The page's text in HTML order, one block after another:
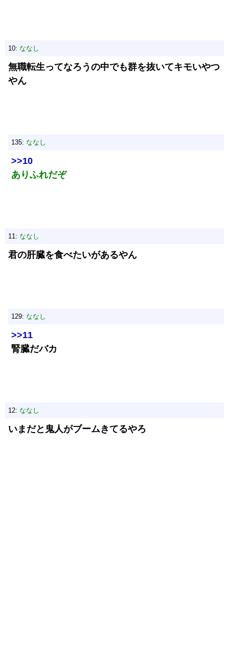
10: ななし
無職転生ってなろうの中でも群を抜いてキモいやつ
やん
135: ななし
>>10
ありふれだぞ
11: ななし
君の肝臓を食べたいがあるやん
129: ななし
>>11
腎臓だバカ
12: ななし
いまだと鬼人がブームきてるやろ